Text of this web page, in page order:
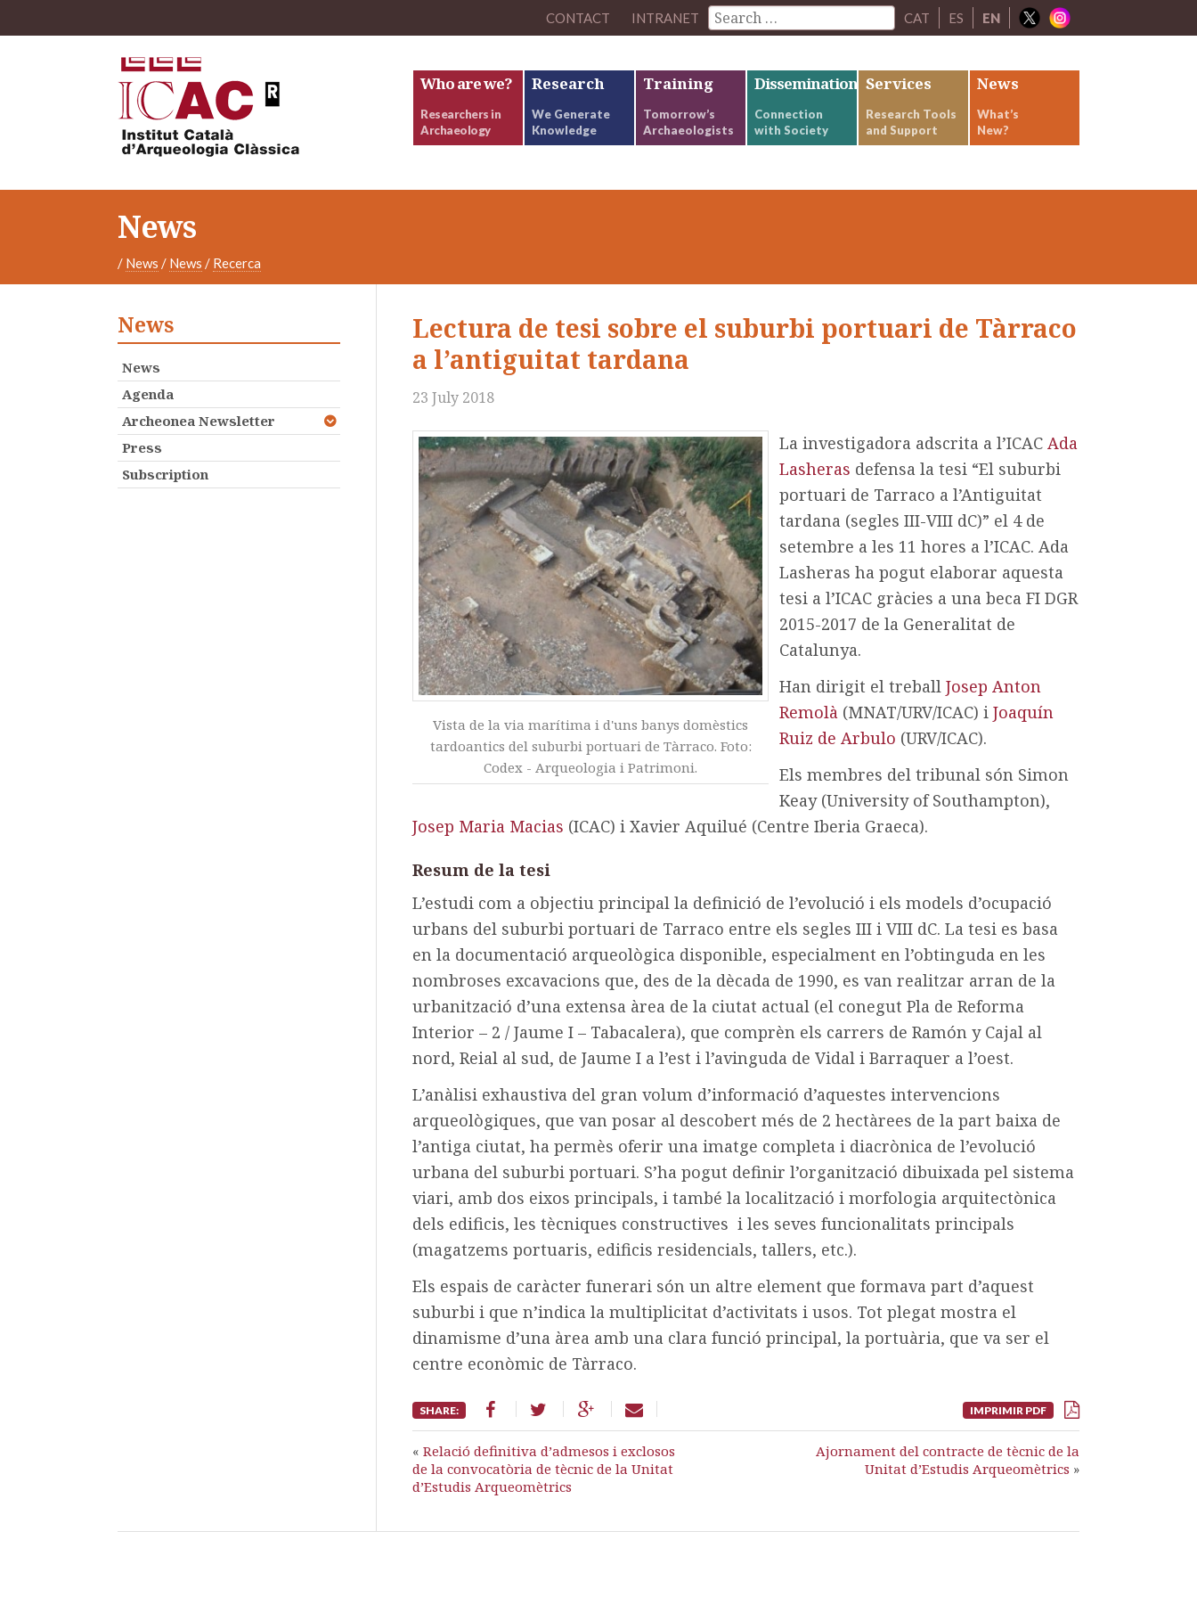
CONTACT INTRANET CAT ES EN
Who are we?
Researchers in
Archaeology
Research
We Generate
Knowledge
Training
Tomorrow’s
Archaeologists
Dissemination
Connection
with Society
Services
Research Tools
and Support
News
What’s
New?
News
/ News / News / Recerca
Lectura de tesi sobre el suburbi portuari de Tàrraco
a l’antiguitat tardana
23 July 2018
Vista de la via marítima i d'uns banys domèstics
tardoantics del suburbi portuari de Tàrraco. Foto:
Codex - Arqueologia i Patrimoni.
La investigadora adscrita a l’ICAC Ada
Lasheras defensa la tesi “El suburbi
portuari de Tarraco a l’Antiguitat
tardana (segles III-VIII dC)” el 4 de
setembre a les 11 hores a l’ICAC. Ada
Lasheras ha pogut elaborar aquesta
tesi a l’ICAC gràcies a una beca FI DGR
2015-2017 de la Generalitat de
Catalunya.
Han dirigit el treball Josep Anton
Remolà (MNAT/URV/ICAC) i Joaquín
Ruiz de Arbulo (URV/ICAC).
Els membres del tribunal són Simon
Keay (University of Southampton),
Josep Maria Macias (ICAC) i Xavier Aquilué (Centre Iberia Graeca).
Resum de la tesi
L’estudi com a objectiu principal la definició de l’evolució i els models d’ocupació
urbans del suburbi portuari de Tarraco entre els segles III i VIII dC. La tesi es basa
en la documentació arqueològica disponible, especialment en l’obtinguda en les
nombroses excavacions que, des de la dècada de 1990, es van realitzar arran de la
urbanització d’una extensa àrea de la ciutat actual (el conegut Pla de Reforma
Interior – 2 / Jaume I – Tabacalera), que comprèn els carrers de Ramón y Cajal al
nord, Reial al sud, de Jaume I a l’est i l’avinguda de Vidal i Barraquer a l’oest.
L’anàlisi exhaustiva del gran volum d’informació d’aquestes intervencions
arqueològiques, que van posar al descobert més de 2 hectàrees de la part baixa de
l’antiga ciutat, ha permès oferir una imatge completa i diacrònica de l’evolució
urbana del suburbi portuari. S’ha pogut definir l’organització dibuixada pel sistema
viari, amb dos eixos principals, i també la localització i morfologia arquitectònica
dels edificis, les tècniques constructives i les seves funcionalitats principals
(magatzems portuaris, edificis residencials, tallers, etc.).
Els espais de caràcter funerari són un altre element que formava part d’aquest
suburbi i que n’indica la multiplicitat d’activitats i usos. Tot plegat mostra el
dinamisme d’una àrea amb una clara funció principal, la portuària, que va ser el
centre econòmic de Tàrraco.
SHARE: IMPRIMIR PDF
« Relació definitiva d’admesos i exclosos
de la convocatòria de tècnic de la Unitat
d’Estudis Arqueomètrics
Ajornament del contracte de tècnic de la
Unitat d’Estudis Arqueomètrics »
News
News
Agenda
Archeonea Newsletter
Press
Subscription